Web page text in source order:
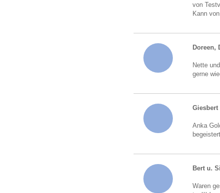
von
Kann
Doreen,
Nette
gerne
Giesbert
Anka
Bert u.
Waren